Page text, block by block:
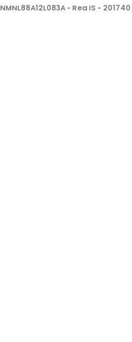
- Rea IS - 201740